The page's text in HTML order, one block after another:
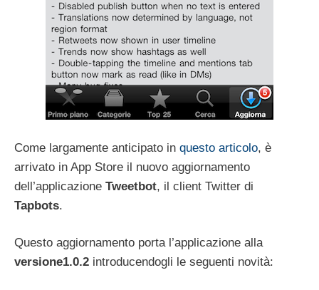
Come largamente anticipato in questo articolo, è
arrivato in App Store il nuovo aggiornamento
dell’applicazione Tweetbot, il client Twitter di
Tapbots.
Questo aggiornamento porta l’applicazione alla
versione1.0.2 introducendogli le seguenti novità: